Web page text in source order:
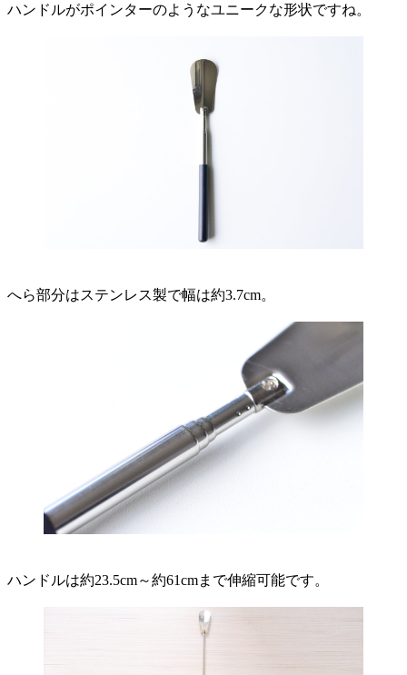
ハンドルがポインターのようなユニークな形状ですね。
へら部分はステンレス製で幅は約3.7cm。
ハンドルは約23.5cm～約61cmまで伸縮可能です。